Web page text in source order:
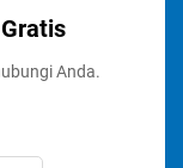
Anda.